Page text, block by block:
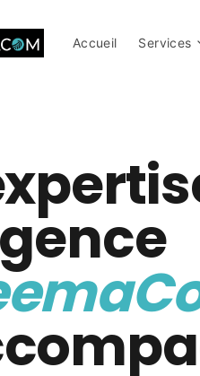
Accueil Services